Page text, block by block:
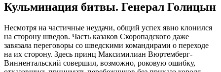
Кульминация битвы. Генерал Голицын
Несмотря на частичные неудачи, общий успех явно клонился
на сторону шведов. Часть казаков Скоропадского даже
завязала переговоры со шведскими командирами о переходе
на их сторону. Здесь принц Максимилиан Вюртемберг-
Виннентальский совершил, возможно, роковую ошибку,